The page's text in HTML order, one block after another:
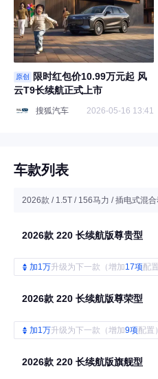
原创
限时红包价10.99万元起 风
云T9长续航正式上市
搜狐汽车 2026-05-16 13:41
车款列表
2026款 / 1.5T / 156马力 / 插电式混合
2026款 220 长续航版尊贵型
加1万升级为下一款（增加17项配置
2026款 220 长续航版尊荣型
加1万升级为下一款（增加9项配置）
2026款 220 长续航版旗舰型